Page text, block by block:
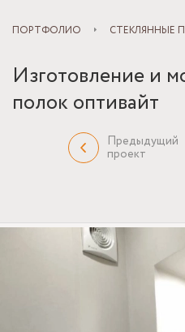
ПОРТФОЛИО СТЕКЛЯННЫЕ
Изготовление и
полок оптивайт
Предыдущий
проект